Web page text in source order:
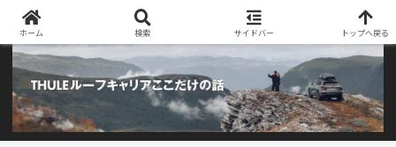
阿部商会取り扱いのTHULEルーフキャリアとアウトドア用品のブログです
ホーム 検索 サイドバー トップへ戻る